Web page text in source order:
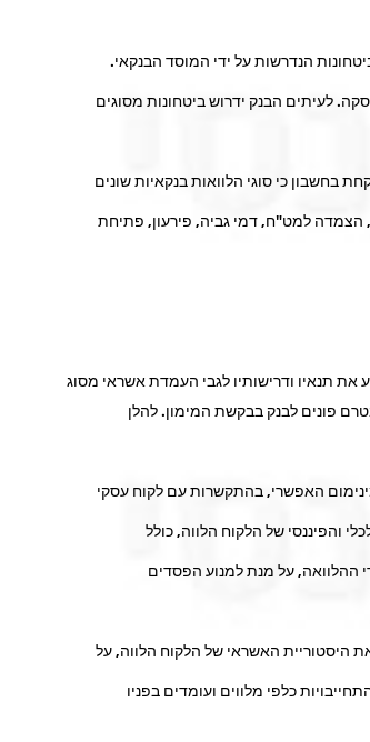
הנדרשות על ידי המוסד הבנקאי.
לעיתים הבנק ידרוש ביטחונות מסוגים
בחשבון כי סוגי הלוואות בנקאיות שונים
הצמדה למט"ח, דמי גביה, פירעון, פתיחת
את תנאיו ודרישותיו לגבי העמדת אשראי מסוג
פונים לבנק בבקשת המימון. להלן
האפשרי, בהתקשרות עם לקוח עסקי
והפיננסי של הלקוח הלווה, כולל
ההלוואה, על מנת למנוע הפסדים
היסטוריית האשראי של הלקוח הלווה, על
כלפי מלווים ועומדים בפניו